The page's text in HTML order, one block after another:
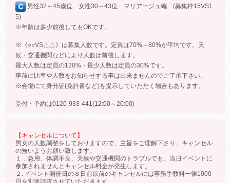
男性32～45歳位 女性30～43位 マリアージュ編 (募集枠15VS1
5)
※年齢は多少前後してもOKです。
※《○○VS△△》は募集人数です。定員は70%～80%が平均です。天
候・交通機関などにより人数は前後します。
最大人数は定員の120%・最少人数は定員の30%です。
事前に比率や人数をお知らせする事は出来ませんのでご了承下さい。
※会場にて身分証(免許書など)を提示していただく場合もあります。
受付・予約は0120-933-441(12:00～20:00)
【キャンセルについて】
男女の人数調整をしておりますので、主旨をご理解下さり、キャンセル
の無いようお願い致します。
１．急用、体調不良、天候や交通機関のトラブルでも、当日イベントに
参加されませんとキャンセル料金が発生します。
２. イベント開催日の８日前以前のキャンセルには事務手数料一律1000
円を別途請求させていただきます。